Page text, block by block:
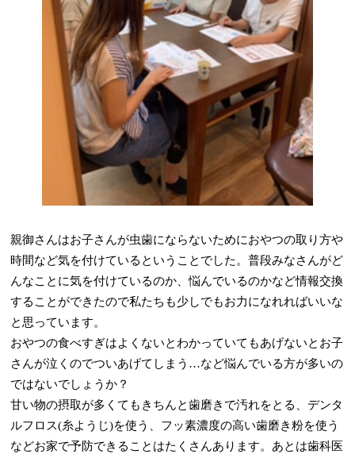
親御さんはお子さんが虫歯にならないためにおやつの取り方や
時間など気を付けているということでした。普段みなさんがど
んなことに気を付けているのか、悩んでいるのかなど情報交換
することができたので私たちも少しでもお力になれればいいな
と思っています。
おやつの食べすぎはよくないとわかっていてもあげないとお子
さんが泣くのでついあげてしまう…など悩んでいる方が多いの
ではないでしょうか？
甘い物の摂取が多くてもきちんと歯磨きで汚れをとる、デンタ
ルフロス(糸ようじ)を使う、フッ素濃度の高い歯磨き粉を使う
などお家で予防できることはたくさんあります。あとは歯科医